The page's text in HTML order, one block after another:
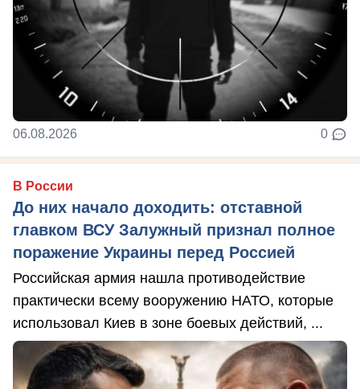
06.08.2026 0
В России
До них начало доходить: отставной
главком ВСУ Залужный признал полное
поражение Украины перед Россией
Российская армия нашла противодействие
практически всему вооружению НАТО, которые
использовал Киев в зоне боевых действий, ...